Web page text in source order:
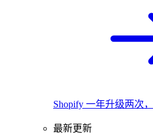
Shopify 一年升级两次
最新更新